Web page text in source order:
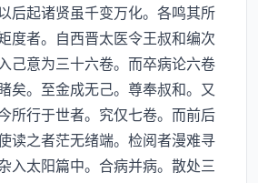
后起诸贤虽千变万化。各鸣其所
度者。自西晋太医令王叔和编次
己意为三十六卷。而卒病论六卷
矣。至金成无己。尊奉叔和。又
所行于世者。究仅七卷。而前后
读之者茫无绪端。检阅者漫难寻
入太阳篇中。合病并病。散处三